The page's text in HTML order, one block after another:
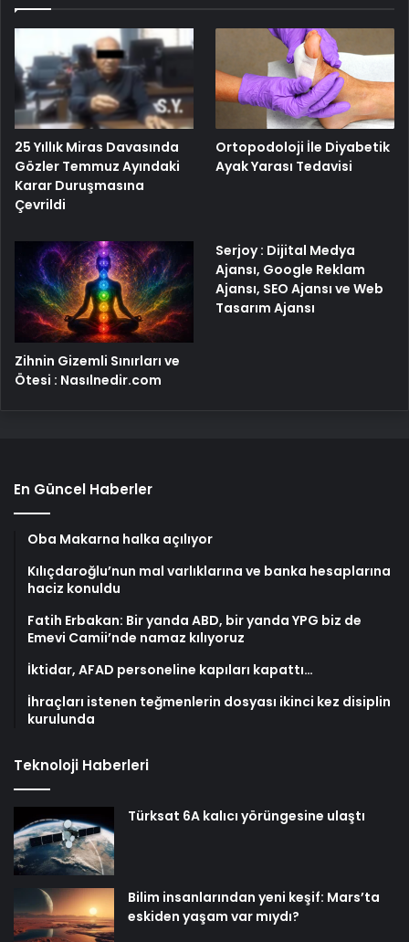
25 Yıllık Miras Davasında
Gözler Temmuz Ayındaki
Karar Duruşmasına
Çevrildi
Ortopodoloji İle Diyabetik
Ayak Yarası Tedavisi
Zihnin Gizemli Sınırları ve
Ötesi : Nasılnedir.com
Serjoy : Dijital Medya
Ajansı, Google Reklam
Ajansı, SEO Ajansı ve Web
Tasarım Ajansı
En Güncel Haberler
Oba Makarna halka açılıyor
Kılıçdaroğlu’nun mal varlıklarına ve banka hesaplarına
haciz konuldu
Fatih Erbakan: Bir yanda ABD, bir yanda YPG biz de
Emevi Camii’nde namaz kılıyoruz
İktidar, AFAD personeline kapıları kapattı…
İhraçları istenen teğmenlerin dosyası ikinci kez disiplin
kurulunda
Teknoloji Haberleri
Türksat 6A kalıcı yörüngesine ulaştı
Bilim insanlarından yeni keşif: Mars’ta
eskiden yaşam var mıydı?